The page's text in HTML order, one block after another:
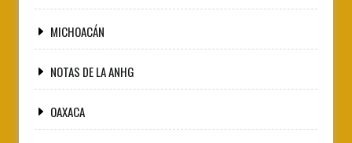
MICHOACÁN
NOTAS DE LA ANHG
OAXACA